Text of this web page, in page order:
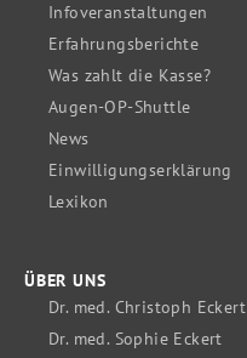
Infoveranstaltungen
Erfahrungsberichte
Was zahlt die Kasse?
Augen-OP-Shuttle
News
Einwilligungserklärung
Lexikon
ÜBER UNS
Dr. med. Christoph Eckert
Dr. med. Sophie Eckert